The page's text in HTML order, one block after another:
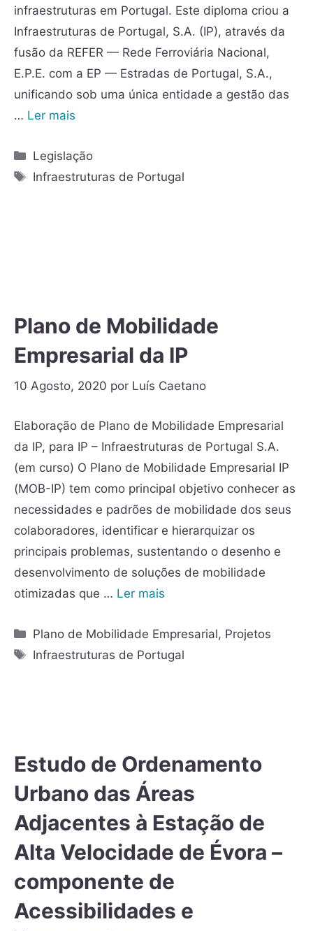
infraestruturas em Portugal. Este diploma criou a
Infraestruturas de Portugal, S.A. (IP), através da
fusão da REFER — Rede Ferroviária Nacional,
E.P.E. com a EP — Estradas de Portugal, S.A.,
unificando sob uma única entidade a gestão das
… Ler mais
Legislação
Infraestruturas de Portugal
Plano de Mobilidade
Empresarial da IP
10 Agosto, 2020 por Luís Caetano
Elaboração de Plano de Mobilidade Empresarial
da IP, para IP – Infraestruturas de Portugal S.A.
(em curso) O Plano de Mobilidade Empresarial IP
(MOB-IP) tem como principal objetivo conhecer as
necessidades e padrões de mobilidade dos seus
colaboradores, identificar e hierarquizar os
principais problemas, sustentando o desenho e
desenvolvimento de soluções de mobilidade
otimizadas que … Ler mais
Plano de Mobilidade Empresarial, Projetos
Infraestruturas de Portugal
Estudo de Ordenamento
Urbano das Áreas
Adjacentes à Estação de
Alta Velocidade de Évora –
componente de
Acessibilidades e